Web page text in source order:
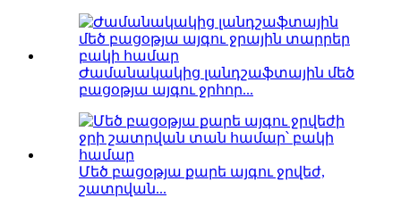
Ժամանակակից լանդշաֆտային մեծ
բացօթյա այգու ջրհոր...
Մեծ բացօթյա քարե այգու ջրվեժ,
շատրվան...